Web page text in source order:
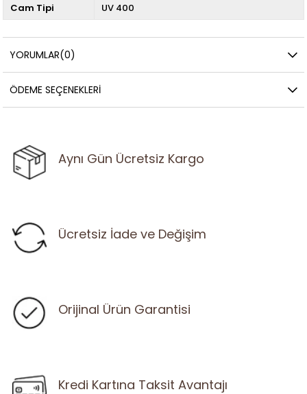
Cam Tipi
UV 400
YORUMLAR(0)
ÖDEME SEÇENEKLERI
Aynı Gün Ücretsiz Kargo
Ücretsiz İade ve Değişim
Orijinal Ürün Garantisi
Kredi Kartına Taksit Avantajı